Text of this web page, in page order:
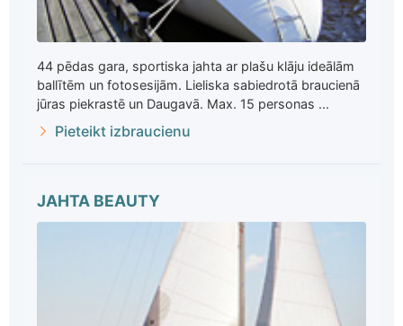
44 pēdas gara, sportiska jahta ar plašu klāju ideālām
ballītēm un fotosesijām. Lieliska sabiedrotā braucienā
jūras piekrastē un Daugavā. Max. 15 personas ...
Pieteikt izbraucienu
JAHTA BEAUTY